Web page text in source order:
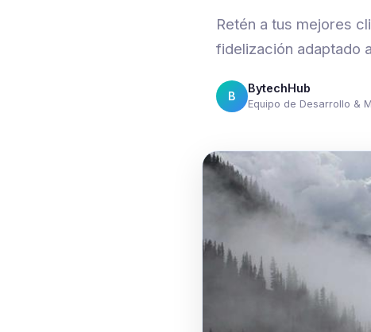
Retén a tus mejores
fidelización adaptado
B
BytechHub
Equipo de Desarrollo &